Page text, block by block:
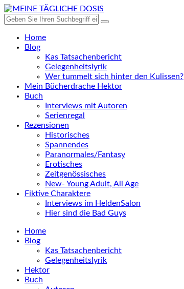
Home
Blog
Kas Tatsachenbericht
Gelegenheitslyrik
Wer tummelt sich hinter den Kulissen?
Mein Bücherdrache Hektor
Buch
Interviews mit Autoren
Serienregal
Rezensionen
Historisches
Spannendes
Paranormales/Fantasy
Erotisches
Zeitgenössisches
New- Young Adult, All Age
Fiktive Charaktere
Interviews im HeldenSalon
Hier sind die Bad Guys
Home
Blog
Kas Tatsachenbericht
Gelegenheitslyrik
Hektor
Buch